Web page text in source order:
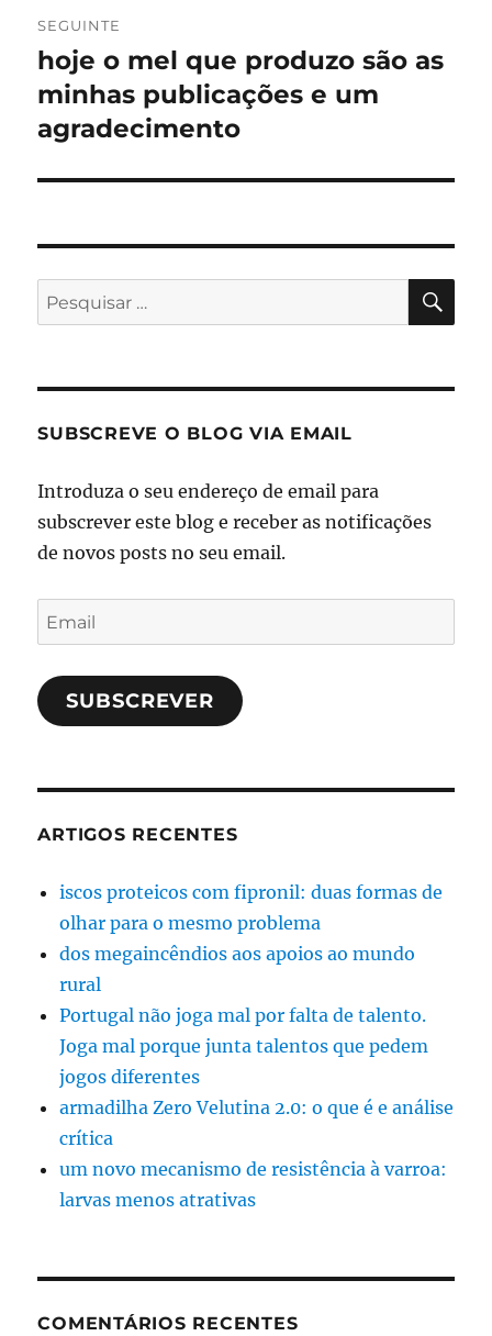
SEGUINTE
Artigo
seguinte:
hoje o mel que produzo são as
minhas publicações e um
agradecimento
Pesquisar
por:
SUBSCREVE O BLOG VIA EMAIL
Introduza o seu endereço de email para
subscrever este blog e receber as notificações
de novos posts no seu email.
Email
SUBSCREVER
ARTIGOS RECENTES
iscos proteicos com fipronil: duas formas de
olhar para o mesmo problema
dos megaincêndios aos apoios ao mundo
rural
Portugal não joga mal por falta de talento.
Joga mal porque junta talentos que pedem
jogos diferentes
armadilha Zero Velutina 2.0: o que é e análise
crítica
um novo mecanismo de resistência à varroa:
larvas menos atrativas
COMENTÁRIOS RECENTES